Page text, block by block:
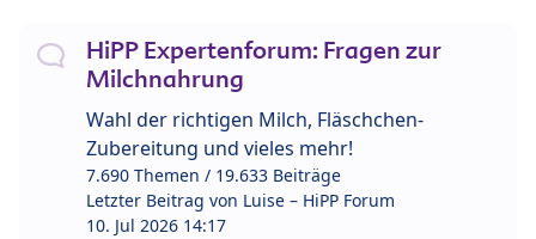
HiPP Expertenforum: Fragen zur
Milchnahrung
Wahl der richtigen Milch, Fläschchen-
Zubereitung und vieles mehr!
7.690 Themen / 19.633 Beiträge
Letzter Beitrag von Luise – HiPP Forum
10. Jul 2026 14:17